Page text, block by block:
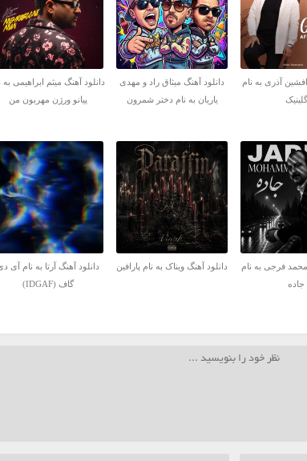
آذری به نام
گلینیک
دانلود آهنگ میثاق راد و مهدی
یاریان به نام دختر شمرون
دانلود آهنگ میثم ابراهیمی به
پیانو ورژن مهربون من
محمد فرجی به نام
جاده
دانلود آهنگ ویناک به نام پارافین
دانلود آهنگ آرتا به نام آی
گاف (IDGAF)